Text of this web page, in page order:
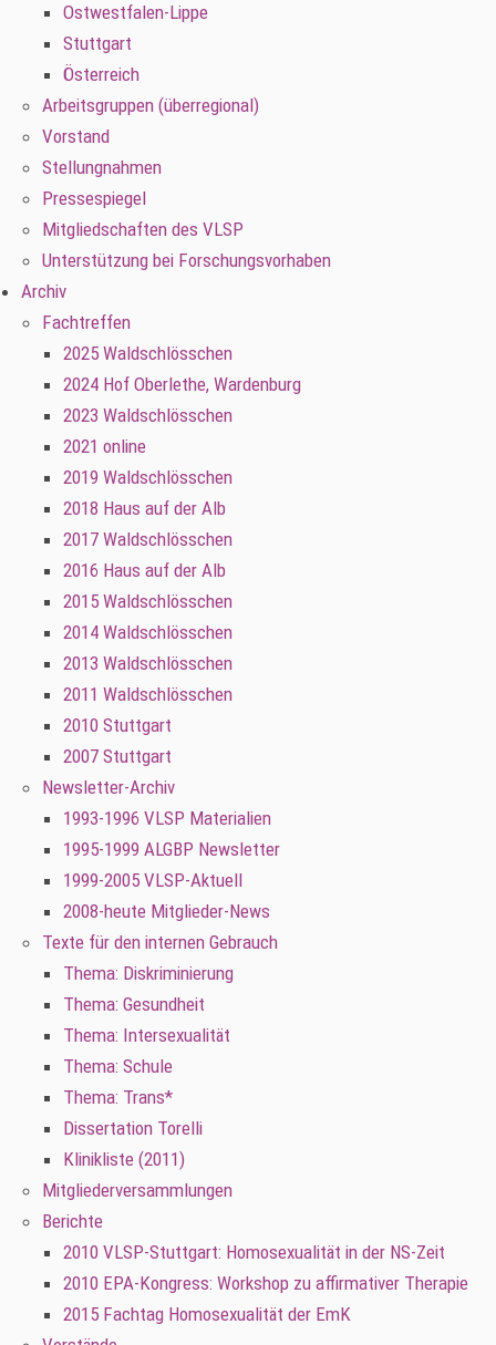
Ostwestfalen-Lippe
Stuttgart
Österreich
Arbeitsgruppen (überregional)
Vorstand
Stellungnahmen
Pressespiegel
Mitgliedschaften des VLSP
Unterstützung bei Forschungsvorhaben
Archiv
Fachtreffen
2025 Waldschlösschen
2024 Hof Oberlethe, Wardenburg
2023 Waldschlösschen
2021 online
2019 Waldschlösschen
2018 Haus auf der Alb
2017 Waldschlösschen
2016 Haus auf der Alb
2015 Waldschlösschen
2014 Waldschlösschen
2013 Waldschlösschen
2011 Waldschlösschen
2010 Stuttgart
2007 Stuttgart
Newsletter-Archiv
1993-1996 VLSP Materialien
1995-1999 ALGBP Newsletter
1999-2005 VLSP-Aktuell
2008-heute Mitglieder-News
Texte für den internen Gebrauch
Thema: Diskriminierung
Thema: Gesundheit
Thema: Intersexualität
Thema: Schule
Thema: Trans*
Dissertation Torelli
Klinikliste (2011)
Mitgliederversammlungen
Berichte
2010 VLSP-Stuttgart: Homosexualität in der NS-Zeit
2010 EPA-Kongress: Workshop zu affirmativer Therapie
2015 Fachtag Homosexualität der EmK